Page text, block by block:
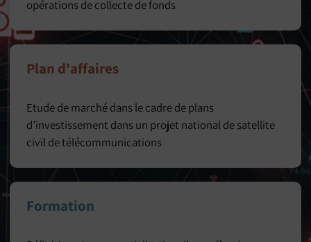
opérations de collecte de fonds
Plan d'affaires
Etude de marché dans le cadre de plans
d’investissement dans un projet national de satellite
civil de télécommunications
Formation​